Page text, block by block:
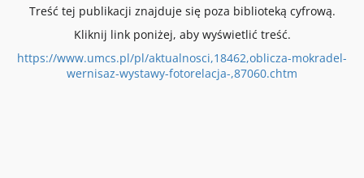
Treść tej publikacji znajduje się poza biblioteką cyfrową.
Kliknij link poniżej, aby wyświetlić treść.
https://www.umcs.pl/pl/aktualnosci,18462,oblicza-mokradel-
wernisaz-wystawy-fotorelacja-,87060.chtm